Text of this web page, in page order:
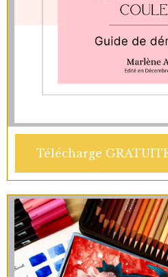
Télécharge